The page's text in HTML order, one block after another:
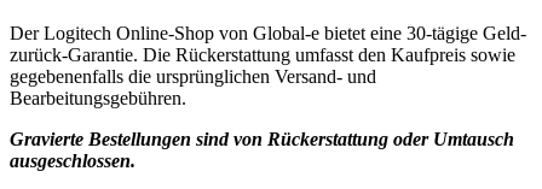
Der Logitech Online-Shop von Global-e bietet eine 30-tägige Geld-
zurück-Garantie. Die Rückerstattung umfasst den Kaufpreis sowie
gegebenenfalls die ursprünglichen Versand- und
Bearbeitungsgebühren.
Gravierte Bestellungen sind von Rückerstattung oder Umtausch
ausgeschlossen.